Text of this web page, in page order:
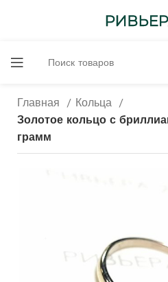
Главная
Кольца
Золотое кольцо с
грамм